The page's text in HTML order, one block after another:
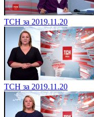
ТСН за 2019.11.20
ТСН за 2019.11.20